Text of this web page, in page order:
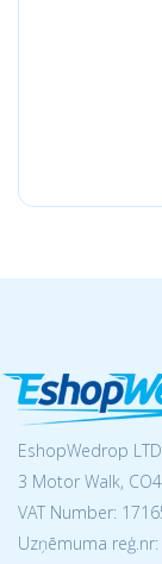
EshopWedrop LTD
3 Motor Walk,
VAT Number:
Uzņēmuma reģ.nr: